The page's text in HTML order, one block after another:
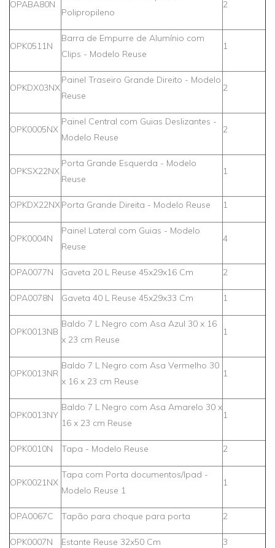
OPABA80N
Polipropileno
2
OPK0511N
Barra de Empurre de Alumínio com
Clips - Modelo Reuse
1
OPKDX03NX
Painel Traseiro Grande Direito - Modelo
Reuse
2
OPK0005NX
Painel Central com Guias Deslizantes -
Modelo Reuse
2
OPKSX22NX
Porta Grande Esquerda - Modelo
Reuse
1
OPKDX22NXPorta Grande Direita - Modelo Reuse 1
OPK0004N
Painel Lateral com Guias - Modelo
Reuse
4
OPA0077N Gaveta 20 L Reuse 45x29x16 Cm 2
OPA0078N Gaveta 40 L Reuse 45x29x33 Cm 1
OPK0013NB
Baldo 7 L Negro com Asa Azul 30 x 16
x 23 cm Reuse
1
OPK0013NR
Baldo 7 L Negro com Asa Vermelho 30
x 16 x 23 cm Reuse
1
OPK0013NY
Baldo 7 L Negro com Asa Amarelo 30 x
16 x 23 cm Reuse
1
OPK0010N Tapa - Modelo Reuse 2
OPK0021NX
Tapa com Porta documentos/Ipad -
Modelo Reuse 1
1
OPA0067C Tapão para choque para porta 2
OPK0007N Estante Reuse 32x50 Cm 3